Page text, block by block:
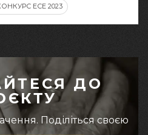
ЕСЕ 2023
ДО
Поділіться своєю